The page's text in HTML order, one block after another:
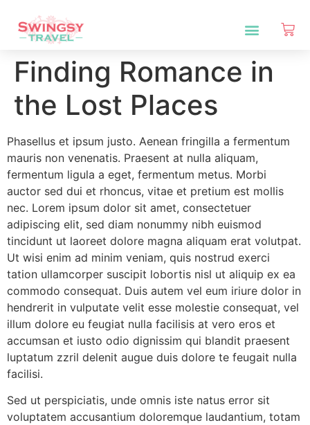
Finding Romance in
the Lost Places
Phasellus et ipsum justo. Aenean fringilla a fermentum
mauris non venenatis. Praesent at nulla aliquam,
fermentum ligula a eget, fermentum metus. Morbi
auctor sed dui et rhoncus, vitae et pretium est mollis
nec. Lorem ipsum dolor sit amet, consectetuer
adipiscing elit, sed diam nonummy nibh euismod
tincidunt ut laoreet dolore magna aliquam erat volutpat.
Ut wisi enim ad minim veniam, quis nostrud exerci
tation ullamcorper suscipit lobortis nisl ut aliquip ex ea
commodo consequat. Duis autem vel eum iriure dolor in
hendrerit in vulputate velit esse molestie consequat, vel
illum dolore eu feugiat nulla facilisis at vero eros et
accumsan et iusto odio dignissim qui blandit praesent
luptatum zzril delenit augue duis dolore te feugait nulla
facilisi.
Sed ut perspiciatis, unde omnis iste natus error sit
voluptatem accusantium doloremque laudantium, totam